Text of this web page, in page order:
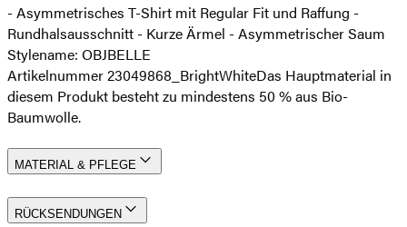
- Asymmetrisches T-Shirt mit Regular Fit und Raffung -
Rundhalsausschnitt - Kurze Ärmel - Asymmetrischer Saum
Stylename: OBJBELLE
Artikelnummer 23049868_BrightWhiteDas Hauptmaterial in
diesem Produkt besteht zu mindestens 50 % aus Bio-
Baumwolle.
MATERIAL & PFLEGE
RÜCKSENDUNGEN